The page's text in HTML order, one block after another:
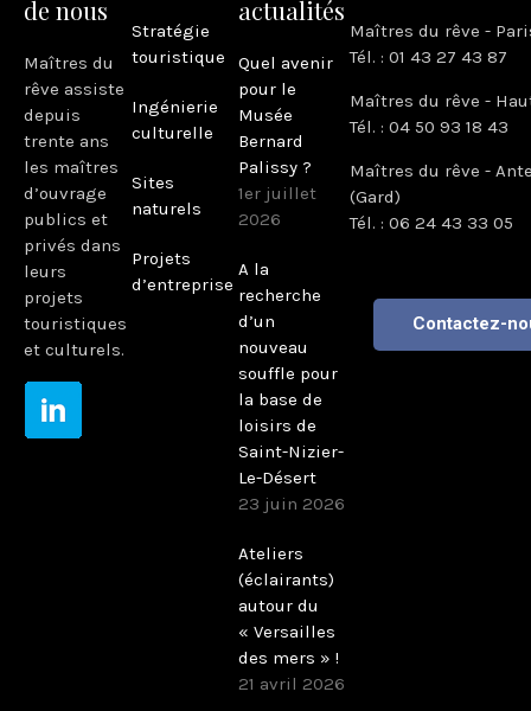
de nous
Maîtres du
rêve assiste
depuis
trente ans
les maîtres
d’ouvrage
publics et
privés dans
leurs
projets
touristiques
et culturels.
Stratégie
touristique
Ingénierie
culturelle
Sites
naturels
Projets
d’entreprise
actualités
Quel avenir
pour le
Musée
Bernard
Palissy ?
1er juillet
2026
A la
recherche
d’un
nouveau
souffle pour
la base de
loisirs de
Saint-Nizier-
Le-Désert
23 juin 2026
Ateliers
(éclairants)
autour du
« Versailles
des mers » !
21 avril 2026
Maîtres du rêve -
Tél. : 01 43 27 43 87
Maîtres du rêve -
Tél. : 04 50 93 18 43
Maîtres du rêve -
(Gard)
Tél. : 06 24 43 33 05
Contactez-